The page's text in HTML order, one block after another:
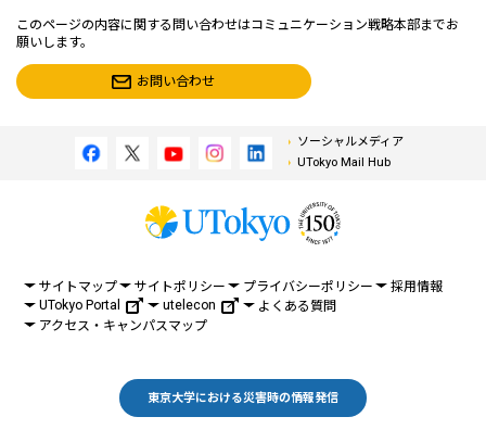
このページの内容に関する問い合わせはコミュニケーション戦略本部までお
願いします。
お問い合わせ
ソーシャルメディア
UTokyo Mail Hub
サイトマップ サイトポリシー プライバシーポリシー
採用情報
UTokyo Portal
utelecon
よくある質問
アクセス・キャンパスマップ
東京大学における災害時の情報発信